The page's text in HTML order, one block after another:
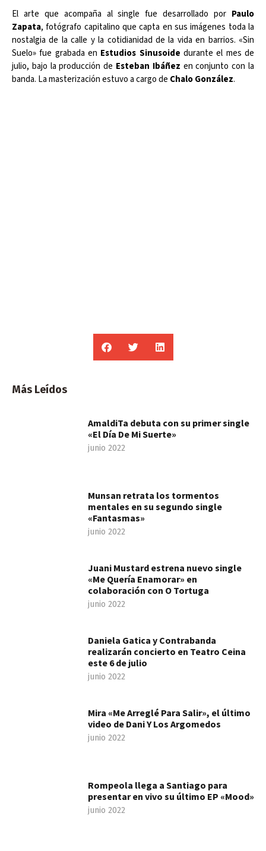
El arte que acompaña al single fue desarrollado por Paulo
Zapata, fotógrafo capitalino que capta en sus imágenes toda la
nostalgia de la calle y la cotidianidad de la vida en barrios. «Sin
Suelo» fue grabada en Estudios Sinusoidedurante el mes de
julio, bajo la producción de Esteban Ibáñez en conjunto con la
banda. La masterización estuvo a cargo de Chalo González.
Más Leídos
AmaldiTa debuta con su primer single
«El Día De Mi Suerte»
junio 2022
Munsan retrata los tormentos
mentales en su segundo single
«Fantasmas»
junio 2022
Juani Mustard estrena nuevo single
«Me Quería Enamorar» en
colaboración con O Tortuga
junio 2022
Daniela Gatica y Contrabanda
realizarán concierto en Teatro Ceina
este 6 de julio
junio 2022
Mira «Me Arreglé Para Salir», el último
video de Dani Y Los Argomedos
junio 2022
Rompeola llega a Santiago para
presentar en vivo su último EP «Mood»
junio 2022